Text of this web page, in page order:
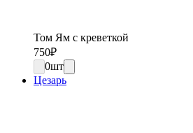
Том Ям с креветкой
750₽
0шт
Цезарь